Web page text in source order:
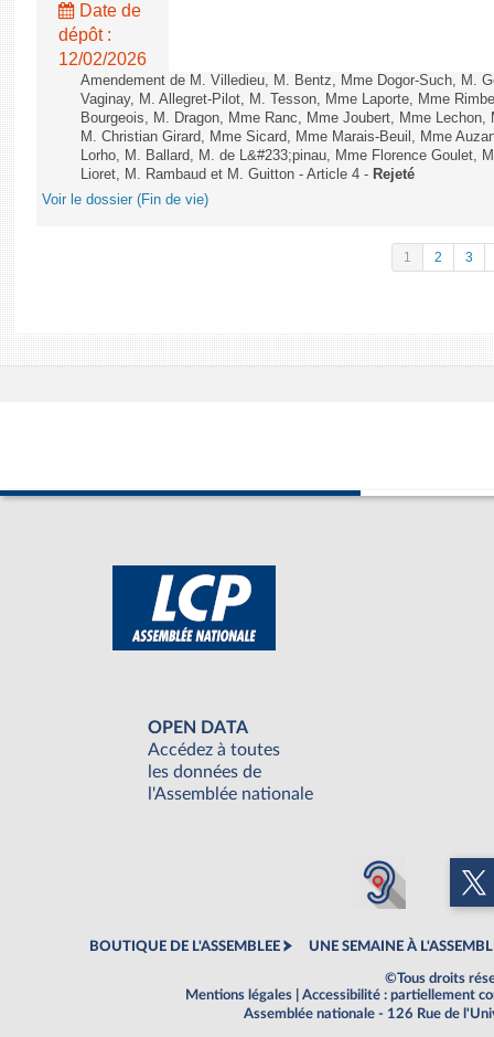
Date de
dépôt :
12/02/2026
Amendement de M. Villedieu, M. Bentz, Mme Dogor-Such, M.
Vaginay, M. Allegret-Pilot, M. Tesson, Mme Laporte, Mme
Bourgeois, M. Dragon, Mme Ranc, Mme Joubert, Mme
M. Christian Girard, Mme Sicard, Mme Marais-Beuil, Mme
Lorho, M. Ballard, M. de L&#233;pinau, Mme Florence Goulet,
Lioret, M. Rambaud et M. Guitton - Article 4 - Rejeté
Voir le dossier (Fin de vie)
1 2 3
OPEN DATA
Accédez à toutes
les données de
l'Assemblée nationale
BOUTIQUE DE L'ASSEMBLEE UNE SEMAINE À
©Tous droits
Mentions légales
Accessibilité : partiellement
Assemblée nationale - 126 Rue de